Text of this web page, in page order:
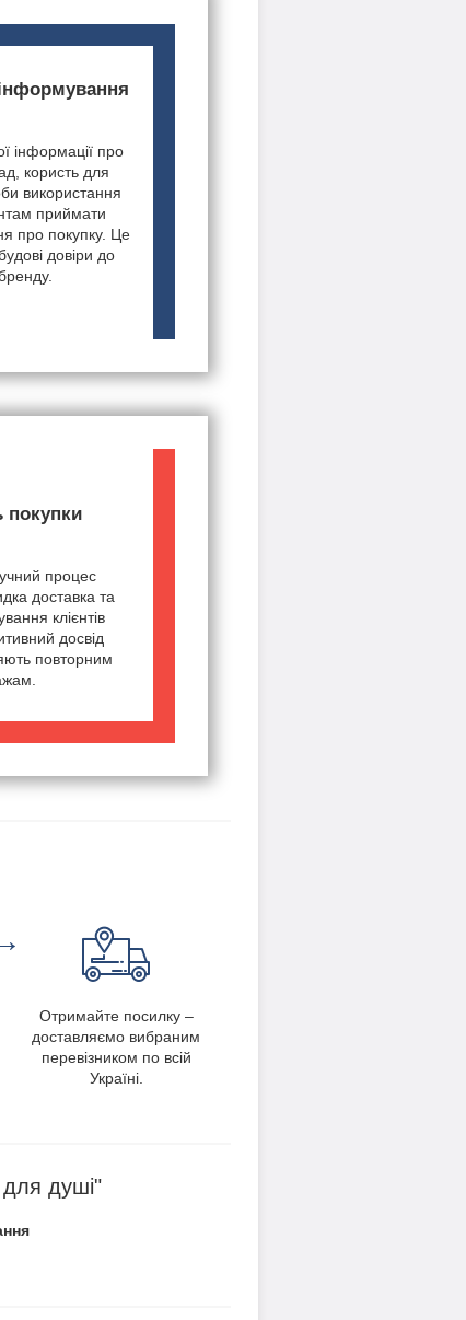
інформації про
користь для
використання
приймати
про покупку. Це
довіри до
покупки
процес
доставка та
клієнтів
досвід
повторним
Отримайте посилку –
доставляємо вибраним
перевізником по всій
Україні.
душі"